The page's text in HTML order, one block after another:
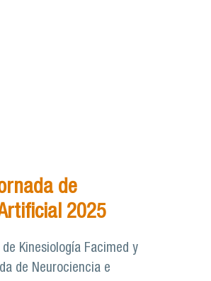
de
2025
Kinesiología Facimed y
de Neurociencia e